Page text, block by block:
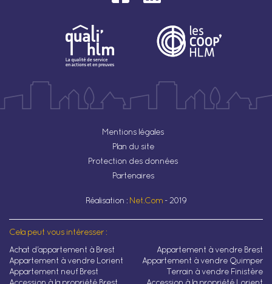
Mentions légales
Plan du site
Protection des données
Partenaires
Réalisation : Net.Com - 2019
Cela peut vous intéresser :
Achat d'appartement à Brest
Appartement à vendre Brest
Appartement à vendre Lorient
Appartement à vendre Quimper
Appartement neuf Brest
Terrain à vendre Finistère